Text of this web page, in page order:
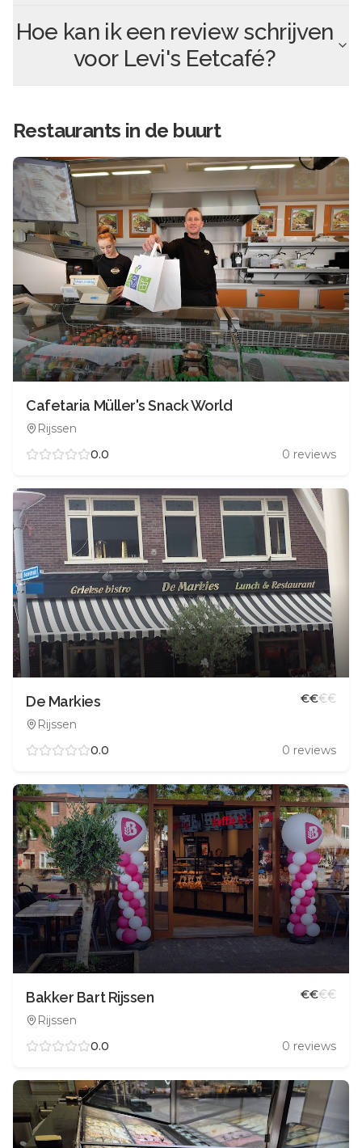
Hoe kan ik een review schrijven
voor Levi's Eetcafé?
Restaurants in de buurt
Cafetaria Müller's Snack World
Rijssen
0.0
0 reviews
De Markies
Rijssen
€€€€
0.0 0 reviews
Bakker Bart Rijssen
Rijssen
€€€€
0.0 0 reviews